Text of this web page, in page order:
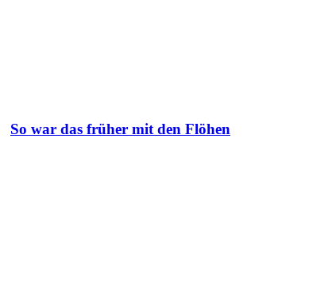
So war das früher mit den Flöhen